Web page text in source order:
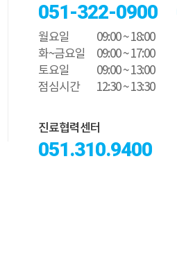
051-322-0900
월요일
09:00 ~ 18:00
화~금요일
09:00 ~ 17:00
토요일
09:00 ~ 13:00
점심시간
12:30 ~ 13:30
진료협력센터
051.310.9400